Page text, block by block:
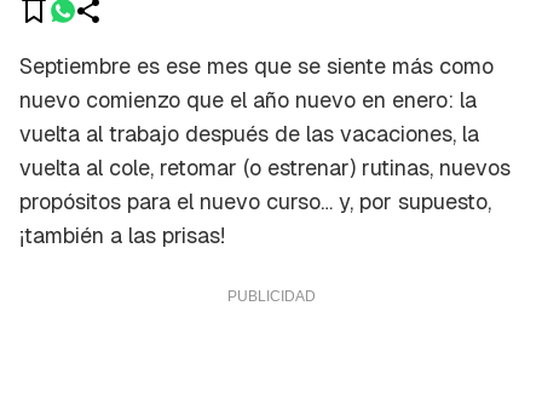
Septiembre es ese mes que se siente más como
nuevo comienzo que el año nuevo en enero: la
vuelta al trabajo después de las vacaciones, la
vuelta al cole, retomar (o estrenar) rutinas, nuevos
propósitos para el nuevo curso… y, por supuesto,
¡también a las prisas!